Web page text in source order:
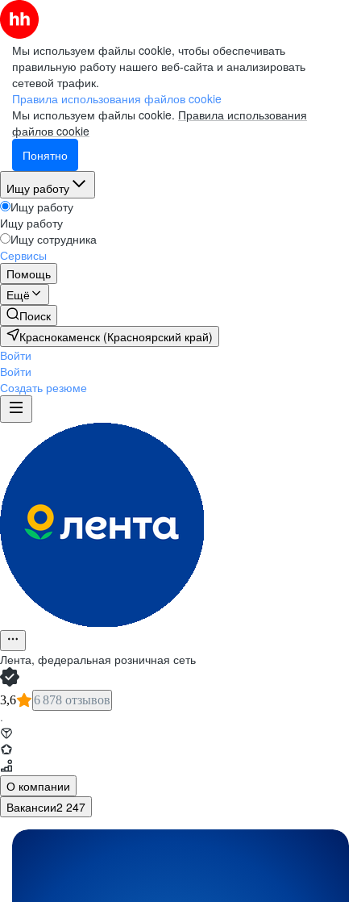
Мы используем файлы cookie, чтобы обеспечивать
правильную работу нашего веб-сайта и анализировать
сетевой трафик.
Правила использования файлов cookie
Мы используем файлы cookie. Правила использования
файлов cookie
Понятно
Ищу работу
Ищу работу
Ищу работу
Ищу сотрудника
Сервисы
Помощь
Ещё
Поиск
Краснокаменск (Красноярский край)
Войти
Войти
Создать резюме
Лента, федеральная розничная сеть
3,6 6 878 отзывов
·
О компании
Вакансии2 247